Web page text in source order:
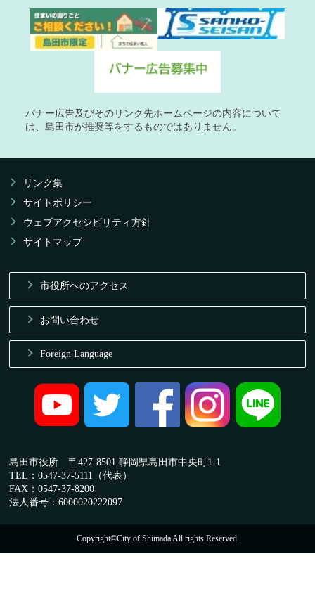
バナー広告及びそのリンク先ホームページの内容について
は、島田市が推奨等をするものではありません。
リンク集
サイトポリシー
ウェブアクセシビリティ方針
サイトマップ
市役所へのアクセス
お問い合わせ
Foreign Language
島田市役所 〒427-8501 静岡県島田市中央町1-1
TEL：0547-37-5111（代表）
FAX：0547-37-8200
法人番号：6000020222097
Copyright©City of Shimada All rights Reserved.